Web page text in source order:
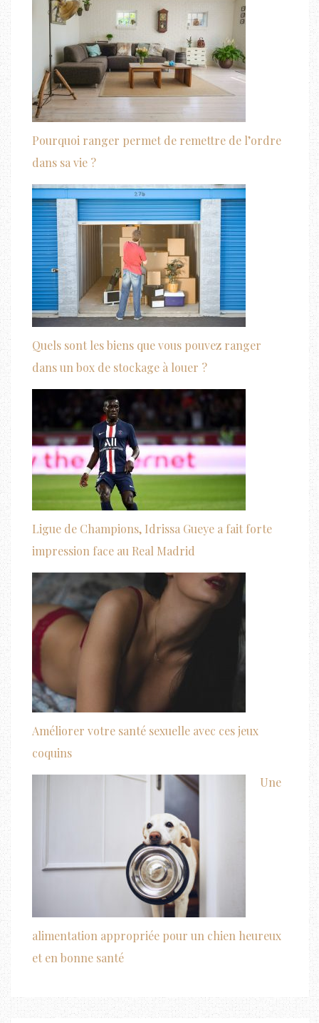
Pourquoi ranger permet de remettre de l’ordre
dans sa vie ?
Quels sont les biens que vous pouvez ranger
dans un box de stockage à louer ?
Ligue de Champions, Idrissa Gueye a fait forte
impression face au Real Madrid
Améliorer votre santé sexuelle avec ces jeux
coquins
Une
alimentation appropriée pour un chien heureux
et en bonne santé